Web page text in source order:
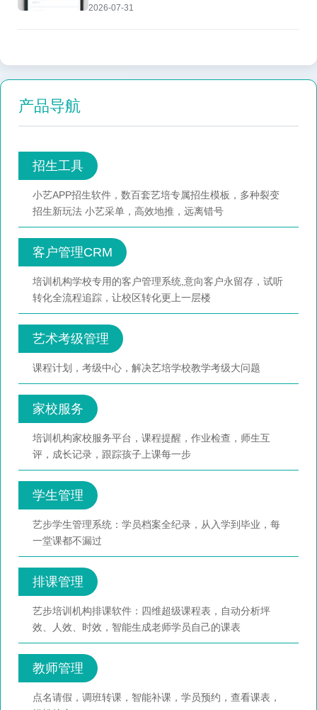
2026-07-31
产品导航
招生工具
小艺APP招生软件，数百套艺培专属招生模板，多种裂变
招生新玩法 小艺采单，高效地推，远离错号
客户管理CRM
培训机构学校专用的客户管理系统,意向客户永留存，试听
转化全流程追踪，让校区转化更上一层楼
艺术考级管理
课程计划，考级中心，解决艺培学校教学考级大问题
家校服务
培训机构家校服务平台，课程提醒，作业检查，师生互
评，成长记录，跟踪孩子上课每一步
学生管理
艺步学生管理系统：学员档案全纪录，从入学到毕业，每
一堂课都不漏过
排课管理
艺步培训机构排课软件：四维超级课程表，自动分析坪
效、人效、时效，智能生成老师学员自己的课表
教师管理
点名请假，调班转课，智能补课，学员预约，查看课表，